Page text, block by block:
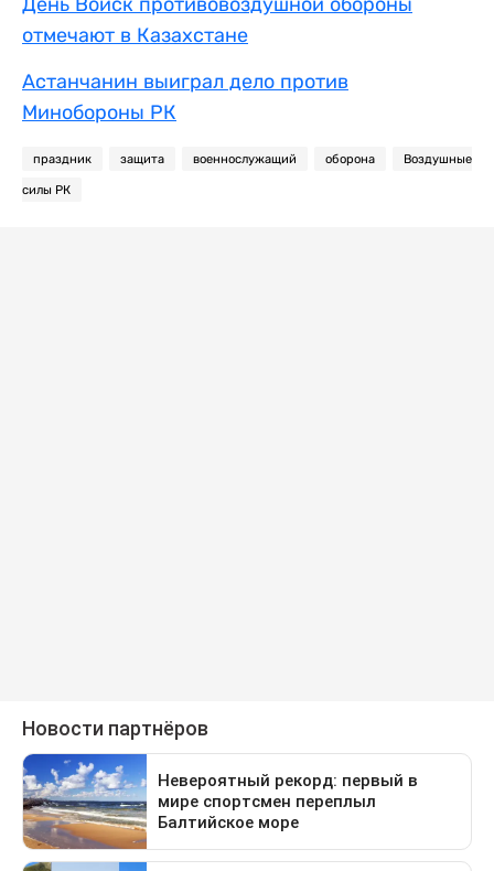
День Войск противовоздушной обороны
отмечают в Казахстане
Астанчанин выиграл дело против
Минобороны РК
праздник защита военнослужащий оборона Воздушные
силы РК